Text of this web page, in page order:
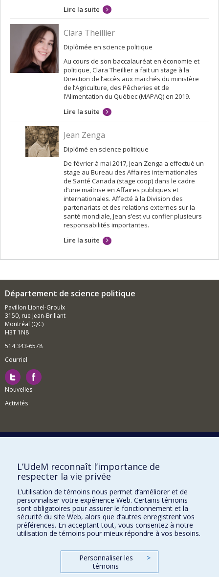
Lire la suite
Clara Theillier
Diplômée en science politique
Au cours de son baccalauréat en économie et
politique, Clara Theillier a fait un stage à la
Direction de l’accès aux marchés du ministère
de l’Agriculture, des Pêcheries et de
l’Alimentation du Québec (MAPAQ) en 2019.
Lire la suite
Jean Zenga
Diplômé en science politique
De février à mai 2017, Jean Zenga a effectué un
stage au Bureau des Affaires internationales
de Santé Canada (stage coop) dans le cadre
d’une maîtrise en Affaires publiques et
internationales. Affecté à la Division des
partenariats et des relations externes sur la
santé mondiale, Jean s’est vu confier plusieurs
responsabilités importantes.
Lire la suite
Département de science politique
Pavillon Lionel-Groulx
3150, rue Jean-Brillant
Montréal (QC)
H3T 1N8
514 343-6578
Courriel
Nouvelles
Activités
Comment soutenir le Département?
BESOIN D'AIDE?
Plan du site
Signaler une erreur
Accessibilité
FACULTÉ DES ARTS ET DES SCIENCES
Nos départements et écoles
L’UdeM reconnaît l’importance de
respecter la vie privée
L’utilisation de témoins nous permet d’améliorer et de
personnaliser votre expérience Web. Certains témoins
sont obligatoires pour assurer le fonctionnement et la
sécurité du site Web, alors que d’autres enregistrent vos
préférences. En acceptant tout, vous consentez à notre
utilisation de témoins pour mieux répondre à vos besoins.
Personnaliser les
témoins
>